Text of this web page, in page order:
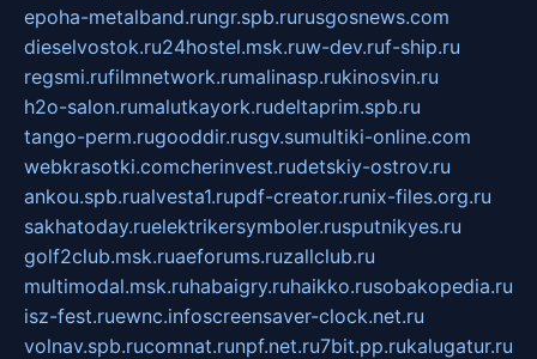
epoha-metalband.rungr.spb.rurusgosnews.com
dieselvostok.ru24hostel.msk.ruw-dev.ruf-ship.ru
regsmi.rufilmnetwork.rumalinasp.rukinosvin.ru
h2o-salon.rumalutkayork.rudeltaprim.spb.ru
tango-perm.rugooddir.rusgv.sumultiki-online.com
webkrasotki.comcherinvest.rudetskiy-ostrov.ru
ankou.spb.rualvesta1.rupdf-creator.runix-files.org.ru
sakhatoday.ruelektrikersymboler.rusputnikyes.ru
golf2club.msk.ruaeforums.ruzallclub.ru
multimodal.msk.ruhabaigry.ruhaikko.rusobakopedia.ru
isz-fest.ruewnc.infoscreensaver-clock.net.ru
volnav.spb.rucomnat.runpf.net.ru7bit.pp.rukalugatur.ru